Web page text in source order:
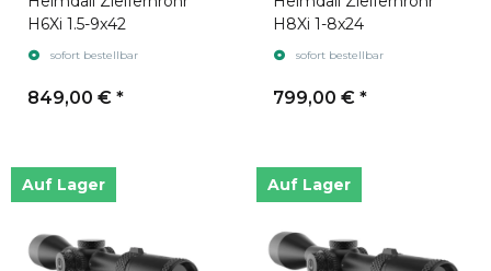
H6Xi 1.5-9x42
sofort bestellbar
849,00 € *
H8Xi 1-8x24
sofort bestellbar
799,00 € *
Auf Lager Auf Lager